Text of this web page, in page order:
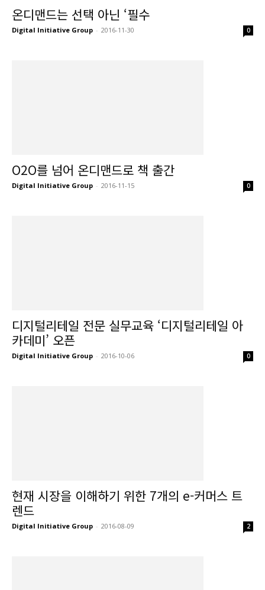
온디맨드는 선택 아닌 ‘필수
Digital Initiative Group - 2016-11-30 0
O2O를 넘어 온디맨드로 책 출간
Digital Initiative Group - 2016-11-15 0
디지털리테일 전문 실무교육 ‘디지털리테일 아
카데미’ 오픈
Digital Initiative Group - 2016-10-06 0
현재 시장을 이해하기 위한 7개의 e-커머스 트
렌드
Digital Initiative Group - 2016-08-09 2